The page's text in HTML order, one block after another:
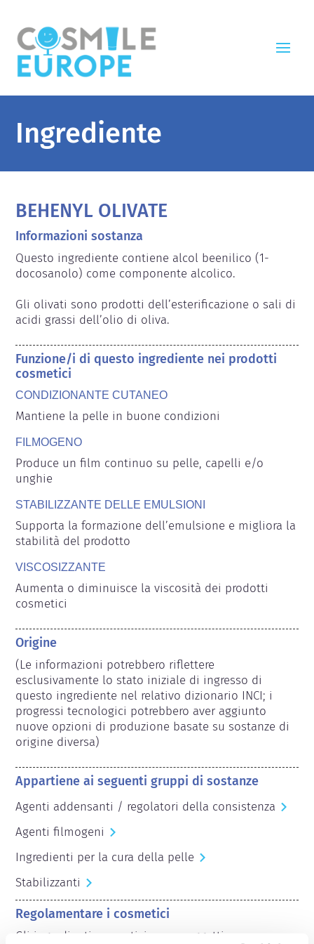
Ingrediente
BEHENYL OLIVATE
Informazioni sostanza
Questo ingrediente contiene alcol beenilico (1-
docosanolo) come componente alcolico.
Gli olivati sono prodotti dell’esterificazione o sali di
acidi grassi dell’olio di oliva.
Funzione/i di questo ingrediente nei prodotti
cosmetici
CONDIZIONANTE CUTANEO
Mantiene la pelle in buone condizioni
FILMOGENO
Produce un film continuo su pelle, capelli e/o
unghie
STABILIZZANTE DELLE EMULSIONI
Supporta la formazione dell’emulsione e migliora la
stabilità del prodotto
VISCOSIZZANTE
Aumenta o diminuisce la viscosità dei prodotti
cosmetici
Origine
(Le informazioni potrebbero riflettere
esclusivamente lo stato iniziale di ingresso di
questo ingrediente nel relativo dizionario INCI; i
progressi tecnologici potrebbero aver aggiunto
nuove opzioni di produzione basate su sostanze di
origine diversa)
Appartiene ai seguenti gruppi di sostanze
Agenti addensanti / regolatori della consistenza
Agenti filmogeni
Ingredienti per la cura della pelle
Stabilizzanti
Regolamentare i cosmetici
Gli ingredienti cosmetici sono soggetti a